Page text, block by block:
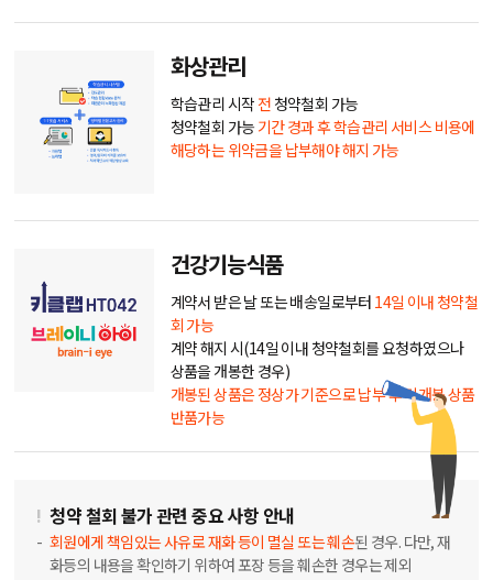
화상관리
학습관리 시작 전 청약철회 가능
청약철회 가능 기간 경과 후 학습관리 서비스 비용에
해당하는 위약금을 납부해야 해지 가능
건강기능식품
계약서 받은 날 또는 배송일로부터 14일 이내 청약철
회 가능
계약 해지 시(14일 이내 청약철회를 요청하였으나
상품을 개봉한 경우)
개봉된 상품은 정상가 기준으로 납부 후 미개봉 상품
반품가능
! 청약 철회 불가 관련 중요 사항 안내
회원에게 책임있는 사유로 재화 등이 멸실 또는 훼손된 경우. 다만, 재
화등의 내용을 확인하기 위하여 포장 등을 훼손한 경우는 제외